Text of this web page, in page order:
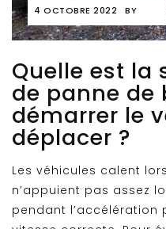
4 OCTOBRE 2022 BY
Quelle est la
de panne de
démarrer le
déplacer ?
Les véhicules calent
n’appuient pas assez
pendant l’accélération